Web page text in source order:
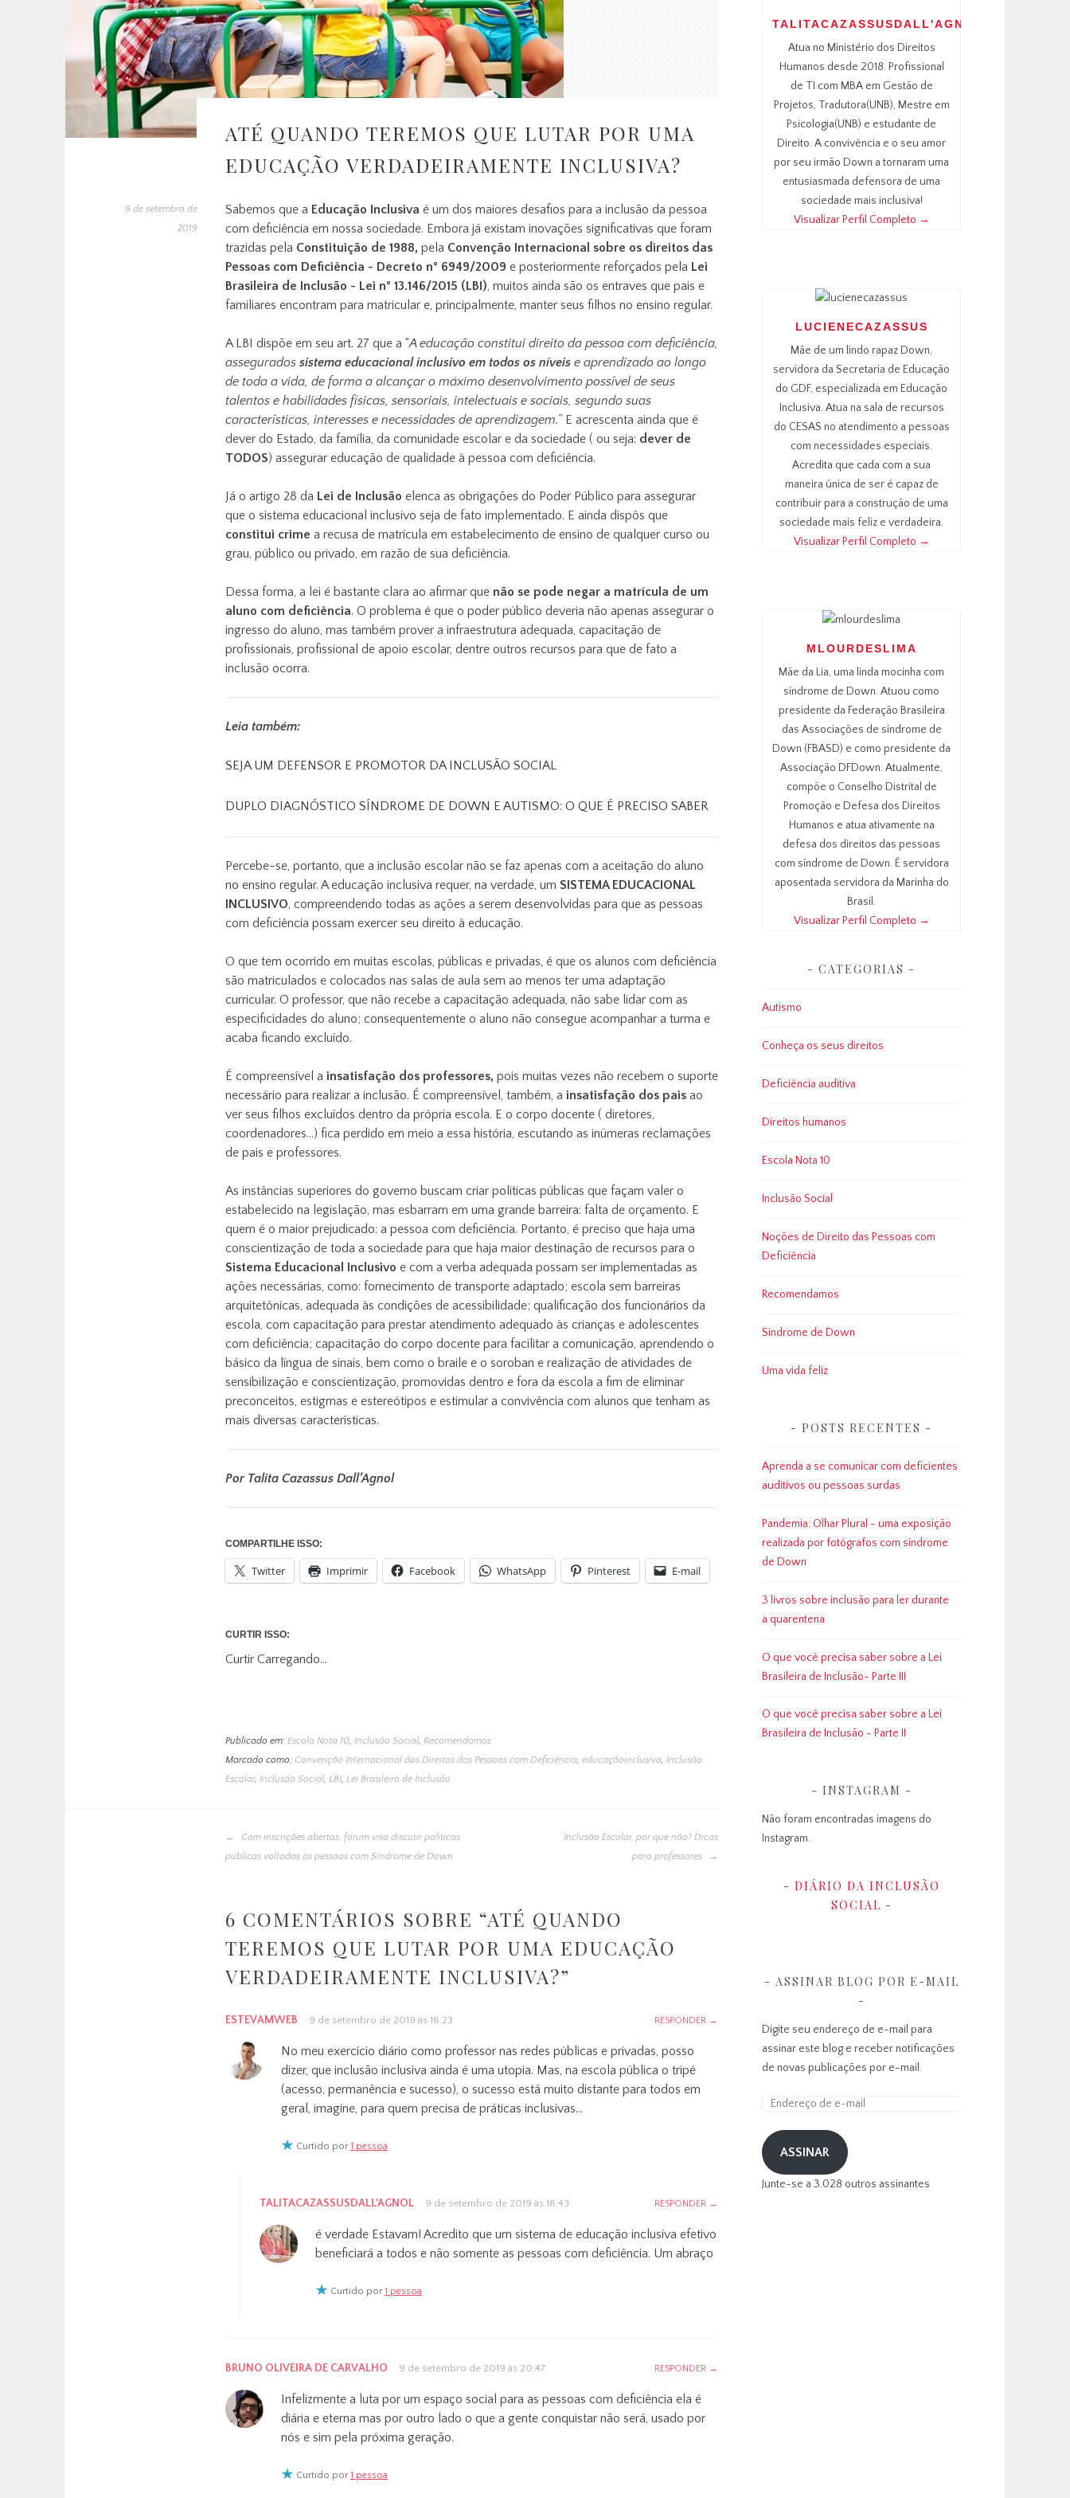
ATÉ QUANDO TEREMOS QUE LUTAR POR UMA
EDUCAÇÃO VERDADEIRAMENTE INCLUSIVA?
9 de setembro de
2019
Sabemos que a Educação Inclusiva é um dos maiores desafios para a inclusão da pessoa
com deficiência em nossa sociedade. Embora já existam inovações significativas que foram
trazidas pela Constituição de 1988, pela Convenção Internacional sobre os direitos das
Pessoas com Deficiência - Decreto n° 6949/2009 e posteriormente reforçados pela Lei
Brasileira de Inclusão - Lei n° 13.146/2015 (LBI), muitos ainda são os entraves que pais e
familiares encontram para matricular e, principalmente, manter seus filhos no ensino regular.
A LBI dispõe em seu art. 27 que a “A educação constitui direito da pessoa com deficiência,
assegurados sistema educacional inclusivo em todos os níveis e aprendizado ao longo
de toda a vida, de forma a alcançar o máximo desenvolvimento possível de seus
talentos e habilidades físicas, sensoriais, intelectuais e sociais, segundo suas
características, interesses e necessidades de aprendizagem.” E acrescenta ainda que é
dever do Estado, da família, da comunidade escolar e da sociedade ( ou seja: dever de
TODOS) assegurar educação de qualidade à pessoa com deficiência.
Já o artigo 28 da Lei de Inclusão elenca as obrigações do Poder Público para assegurar
que o sistema educacional inclusivo seja de fato implementado. E ainda dispôs que
constitui crime a recusa de matrícula em estabelecimento de ensino de qualquer curso ou
grau, público ou privado, em razão de sua deficiência.
Dessa forma, a lei é bastante clara ao afirmar que não se pode negar a matrícula de um
aluno com deficiência. O problema é que o poder público deveria não apenas assegurar o
ingresso do aluno, mas também prover a infraestrutura adequada, capacitação de
profissionais, profissional de apoio escolar, dentre outros recursos para que de fato a
inclusão ocorra.
Leia também:
SEJA UM DEFENSOR E PROMOTOR DA INCLUSÃO SOCIAL
DUPLO DIAGNÓSTICO SÍNDROME DE DOWN E AUTISMO: O QUE É PRECISO SABER
Percebe-se, portanto, que a inclusão escolar não se faz apenas com a aceitação do aluno
no ensino regular. A educação inclusiva requer, na verdade, um SISTEMA EDUCACIONAL
INCLUSIVO, compreendendo todas as ações a serem desenvolvidas para que as pessoas
com deficiência possam exercer seu direito à educação.
O que tem ocorrido em muitas escolas, públicas e privadas, é que os alunos com deficiência
são matriculados e colocados nas salas de aula sem ao menos ter uma adaptação
curricular. O professor, que não recebe a capacitação adequada, não sabe lidar com as
especificidades do aluno; consequentemente o aluno não consegue acompanhar a turma e
acaba ficando excluído.
É compreensível a insatisfação dos professores, pois muitas vezes não recebem o suporte
necessário para realizar a inclusão. É compreensível, também, a insatisfação dos pais ao
ver seus filhos excluídos dentro da própria escola. E o corpo docente ( diretores,
coordenadores…) fica perdido em meio a essa história, escutando as inúmeras reclamações
de pais e professores.
As instâncias superiores do governo buscam criar políticas públicas que façam valer o
estabelecido na legislação, mas esbarram em uma grande barreira: falta de orçamento. E
quem é o maior prejudicado: a pessoa com deficiência. Portanto, é preciso que haja uma
conscientização de toda a sociedade para que haja maior destinação de recursos para o
Sistema Educacional Inclusivo e com a verba adequada possam ser implementadas as
ações necessárias, como: fornecimento de transporte adaptado; escola sem barreiras
arquitetônicas, adequada às condições de acessibilidade; qualificação dos funcionários da
escola, com capacitação para prestar atendimento adequado às crianças e adolescentes
com deficiência; capacitação do corpo docente para facilitar a comunicação, aprendendo o
básico da língua de sinais, bem como o braile e o soroban e realização de atividades de
sensibilização e conscientização, promovidas dentro e fora da escola a fim de eliminar
preconceitos, estigmas e estereótipos e estimular a convivência com alunos que tenham as
mais diversas características.
Por Talita Cazassus Dall’Agnol
COMPARTILHE ISSO:
Twitter Imprimir Facebook WhatsApp Pinterest E-mail
CURTIR ISSO:
Curtir Carregando...
Publicado em: Escola Nota 10, Inclusão Social, Recomendamos
Marcado como: Convenção Internacional dos Direitos das Pessoas com Deficiência, educaçãoinclusiva, Inclusão
Escolar, Inclusão Social, LBI, Lei Brasileira de Inclusão
Com inscrições abertas, fórum visa discutir políticas
públicas voltadas às pessoas com Síndrome de Down
Inclusão Escolar, por que não? Dicas
para professores
6 COMENTÁRIOS SOBRE “ATÉ QUANDO
TEREMOS QUE LUTAR POR UMA EDUCAÇÃO
VERDADEIRAMENTE INCLUSIVA?”
ESTEVAMWEB 9 de setembro de 2019 às 18:23 RESPONDER
No meu exercício diário como professor nas redes públicas e privadas, posso
dizer, que inclusão inclusiva ainda é uma utopia. Mas, na escola pública o tripé
(acesso, permanência e sucesso), o sucesso está muito distante para todos em
geral, imagine, para quem precisa de práticas inclusivas…
Curtido por1 pessoa
TALITACAZASSUSDALL'AGNOL 9 de setembro de 2019 às 18:43 RESPONDER
é verdade Estavam! Acredito que um sistema de educação inclusiva efetivo
beneficiará a todos e não somente as pessoas com deficiência. Um abraço
Curtido por1 pessoa
BRUNO OLIVEIRA DE CARVALHO 9 de setembro de 2019 às 20:47 RESPONDER
Infelizmente a luta por um espaço social para as pessoas com deficiência ela é
diária e eterna mas por outro lado o que a gente conquistar não será, usado por
nós e sim pela próxima geração.
Curtido por1 pessoa
TALITACAZASSUSDALL'AGNOL
Atua no Ministério dos Direitos
Humanos desde 2018. Profissional
de TI com MBA em Gestão de
Projetos, Tradutora(UNB), Mestre em
Psicologia(UNB) e estudante de
Direito. A convivência e o seu amor
por seu irmão Down a tornaram uma
entusiasmada defensora de uma
sociedade mais inclusiva!
Visualizar Perfil Completo →
LUCIENECAZASSUS
Mãe de um lindo rapaz Down,
servidora da Secretaria de Educação
do GDF, especializada em Educação
Inclusiva. Atua na sala de recursos
do CESAS no atendimento a pessoas
com necessidades especiais.
Acredita que cada com a sua
maneira única de ser é capaz de
contribuir para a construção de uma
sociedade mais feliz e verdadeira.
Visualizar Perfil Completo →
MLOURDESLIMA
Mãe da Lia, uma linda mocinha com
síndrome de Down. Atuou como
presidente da Federação Brasileira
das Associações de síndrome de
Down (FBASD) e como presidente da
Associação DFDown. Atualmente,
compõe o Conselho Distrital de
Promoção e Defesa dos Direitos
Humanos e atua ativamente na
defesa dos direitos das pessoas
com síndrome de Down. É servidora
aposentada servidora da Marinha do
Brasil.
Visualizar Perfil Completo →
CATEGORIAS
Autismo
Conheça os seus direitos
Deficiência auditiva
Direitos humanos
Escola Nota 10
Inclusão Social
Noções de Direito das Pessoas com
Deficiência
Recomendamos
Síndrome de Down
Uma vida feliz
POSTS RECENTES
Aprenda a se comunicar com deficientes
auditivos ou pessoas surdas
Pandemia: Olhar Plural - uma exposição
realizada por fotógrafos com síndrome
de Down
3 livros sobre inclusão para ler durante
a quarentena
O que você precisa saber sobre a Lei
Brasileira de Inclusão- Parte III
O que você precisa saber sobre a Lei
Brasileira de Inclusão - Parte II
INSTAGRAM
Não foram encontradas imagens do
Instagram.
DIÁRIO DA INCLUSÃO
SOCIAL
ASSINAR BLOG POR E-MAIL
Digite seu endereço de e-mail para
assinar este blog e receber notificações
de novas publicações por e-mail.
ASSINAR
Junte-se a 3.028 outros assinantes